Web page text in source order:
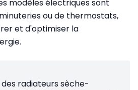
modèles électriques sont
ou de thermostats,
et d'optimiser la
radiateurs sèche-